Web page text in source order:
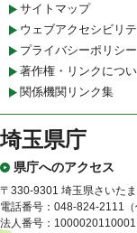
サイトマップ
ウェブアクセシビリ
プライバシーポリシ
著作権・リンクにつ
関係機関リンク集
埼玉県庁
県庁へのアクセス
〒330-9301 埼玉県さいた
電話番号：048-824-2111（
法人番号：1000020110001